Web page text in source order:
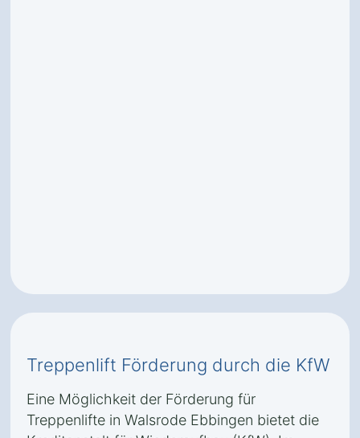
Treppenlift Förderung durch die KfW
Eine Möglichkeit der Förderung für
Treppenlifte in Walsrode Ebbingen bietet die